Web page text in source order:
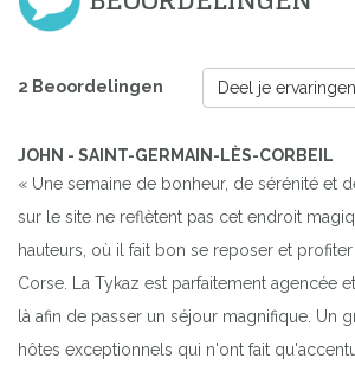
2 Beoordelingen Deel je ervaringen
JOHN - SAINT-GERMAIN-LÈS-CORBEIL
« Une semaine de bonheur, de sérénité et
sur le site ne reflètent pas cet endroit
hauteurs, où il fait bon se reposer et
Corse. La Tykaz est parfaitement agencée
là afin de passer un séjour magnifique. Un
hôtes exceptionnels qui n'ont fait